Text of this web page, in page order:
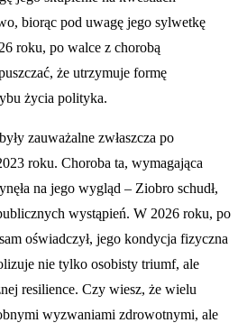
biorąc pod uwagę jego sylwetkę
roku, po walce z chorobą
że utrzymuje formę
życia polityka.
zauważalne zwłaszcza po
roku. Choroba ta, wymagająca
na jego wygląd – Ziobro schudł,
wystąpień. W 2026 roku, po
oświadczył, jego kondycja fizyczna
nie tylko osobisty triumf, ale
resilience. Czy wiesz, że wielu
wyzwaniami zdrowotnymi, ale